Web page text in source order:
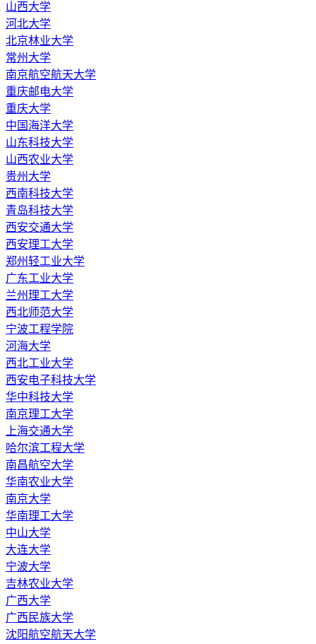
山西大学
河北大学
北京林业大学
常州大学
南京航空航天大学
重庆邮电大学
重庆大学
中国海洋大学
山东科技大学
山西农业大学
贵州大学
西南科技大学
青岛科技大学
西安交通大学
西安理工大学
郑州轻工业大学
广东工业大学
兰州理工大学
西北师范大学
宁波工程学院
河海大学
西北工业大学
西安电子科技大学
华中科技大学
南京理工大学
上海交通大学
哈尔滨工程大学
南昌航空大学
华南农业大学
南京大学
华南理工大学
中山大学
大连大学
宁波大学
吉林农业大学
广西大学
广西民族大学
沈阳航空航天大学